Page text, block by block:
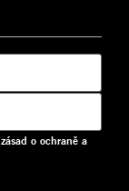
zásad o ochraně a